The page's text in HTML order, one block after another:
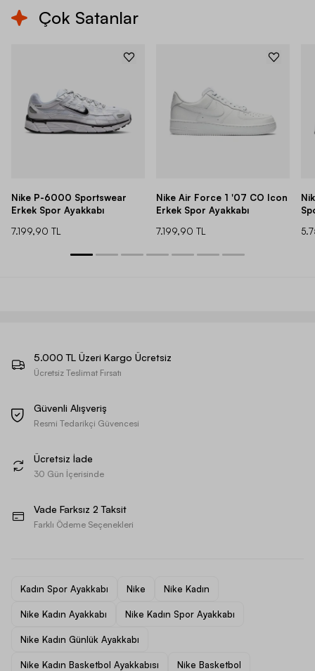
Çok Satanlar
Nike P-6000 Sportswear
Erkek Spor Ayakkabı
7.199,90 TL
Nike Air Force 1 '07 CO Icon
Erkek Spor Ayakkabı
7.199,90 TL
5.000 TL Üzeri Kargo Ücretsiz
Ücretsiz Teslimat Fırsatı
Güvenli Alışveriş
Resmi Tedarikçi Güvencesi
Ücretsiz İade
30 Gün İçerisinde
Vade Farksız 2 Taksit
Farklı Ödeme Seçenekleri
Kadın Spor Ayakkabı Nike Nike Kadın
Nike Kadın Ayakkabı Nike Kadın Spor Ayakkabı
Nike Kadın Günlük Ayakkabı
Nike Kadın Basketbol Ayakkabısı Nike Basketbol